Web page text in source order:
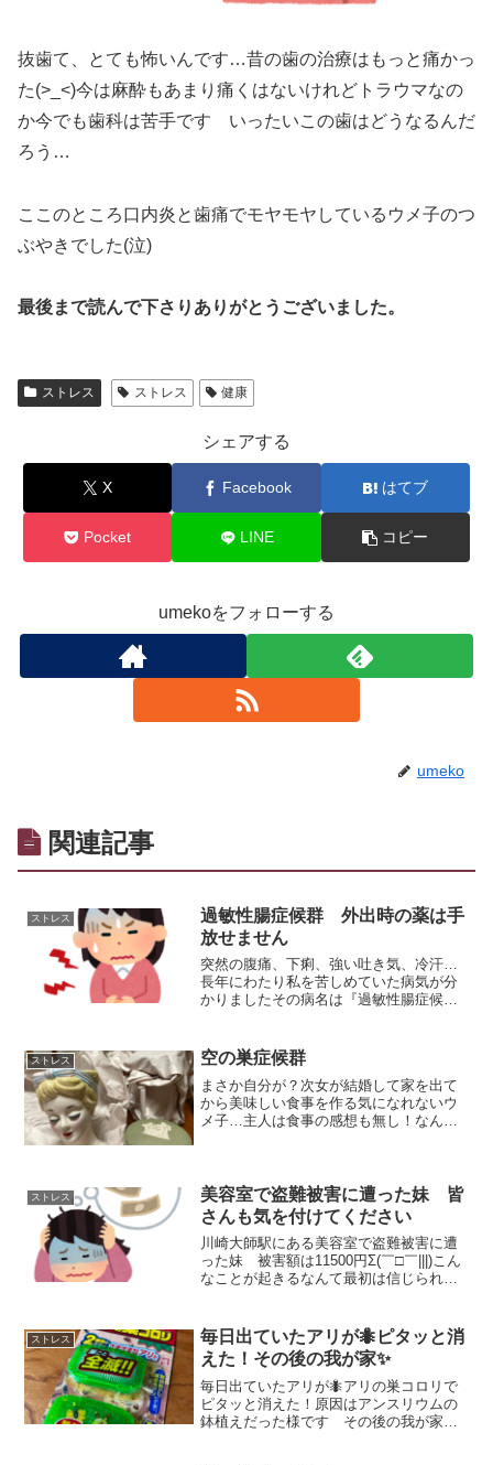
抜歯て、とても怖いんです…昔の歯の治療はもっと痛かっ
た(>_<)今は麻酔もあまり痛くはないけれどトラウマなの
か今でも歯科は苦手です いったいこの歯はどうなるんだ
ろう…
ここのところ口内炎と歯痛でモヤモヤしているウメ子のつ
ぶやきでした(泣)
最後まで読んで下さりありがとうございました。
ストレス ストレス 健康
シェアする
X Facebook はてブ
Pocket LINE コピー
umekoをフォローする
umeko
関連記事
ストレス
過敏性腸症候群 外出時の薬は手
放せません
突然の腹痛、下痢、強い吐き気、冷汗…
長年にわたり私を苦しめていた病気が分
かりましたその病名は『過敏性腸症候
ストレス 空の巣症候群
まさか自分が？次女が結婚して家を出て
から美味しい食事を作る気になれないウ
メ子…主人は食事の感想も無し！なんと
ストレス
美容室で盗難被害に遭った妹 皆
さんも気を付けてください
川崎大師駅にある美容室で盗難被害に遭
った妹 被害額は11500円Σ(￣□￣|||)こん
なことが起きるなんて最初は信じられま
ストレス
毎日出ていたアリが🐜ピタッと消
えた！その後の我が家✨
毎日出ていたアリが🐜アリの巣コロリで
ピタッと消えた！原因はアンスリウムの
鉢植えだった様です その後の我が家の